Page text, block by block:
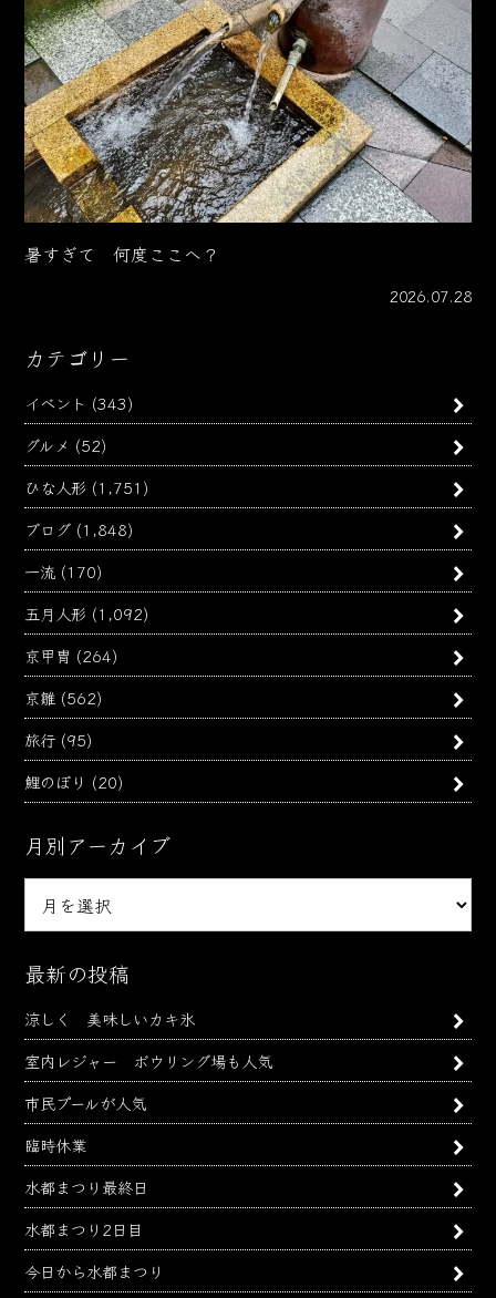
暑すぎて 何度ここへ？
2026.07.28
カテゴリー
イベント (343)
グルメ (52)
ひな人形 (1,751)
ブログ (1,848)
一流 (170)
五月人形 (1,092)
京甲冑 (264)
京雛 (562)
旅行 (95)
鯉のぼり (20)
月別アーカイブ
ー
イ
ブ
最新の投稿
涼しく 美味しいカキ氷
室内レジャー ボウリング場も人気
市民プールが人気
臨時休業
水都まつり最終日
水都まつり2日目
今日から水都まつり